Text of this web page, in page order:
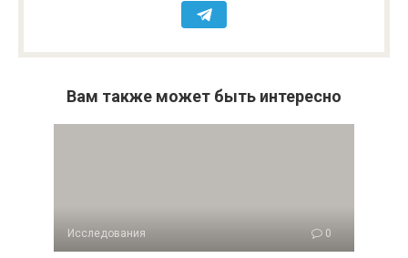
Вам также может быть интересно
Исследования 0